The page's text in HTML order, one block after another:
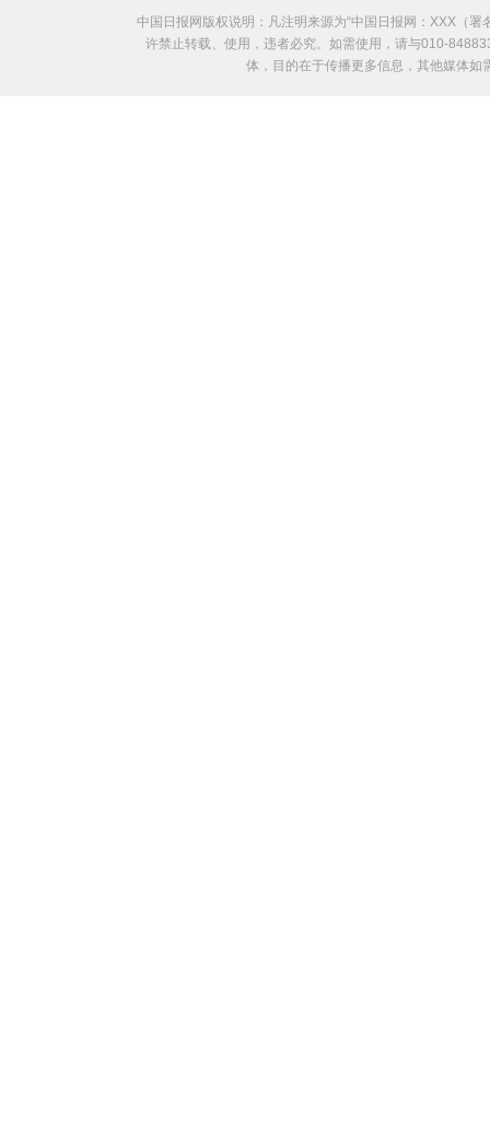
中国日报网版权说明：凡注明来源为“中国日报网：XXX（
许禁止转载、使用，违者必究。如需使用，请与010-
体，目的在于传播更多信息，其他媒体